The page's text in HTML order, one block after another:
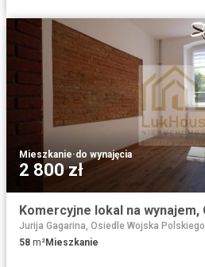
Mieszkanie·do wynajęcia
2 800 zł
Jurija Gagarina, Osiedle Wojska Polskiego
58 m²Mieszkanie